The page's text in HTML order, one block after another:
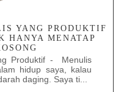
YANG PRODUKTIF
HANYA MENATAP
Produktif - Menulis
hidup saya, kalau
daging. Saya ti...